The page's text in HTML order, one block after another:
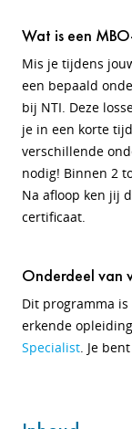
Wat is een
Mis je tijdens
een bepaald
bij NTI. Deze
je in een korte
verschillende
nodig! Binnen 2
Na afloop ken jij
certificaat.
Onderdeel van
Dit programma
erkende opleiding
Specialist. Je